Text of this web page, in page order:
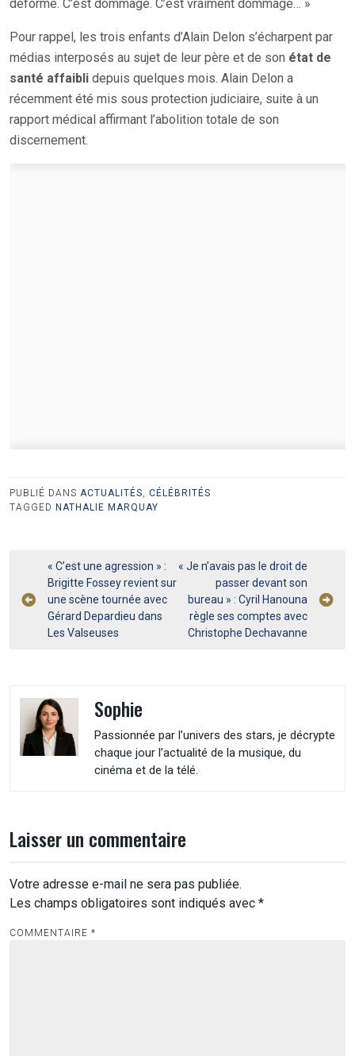
déformé. C’est dommage. C’est vraiment dommage… »
Pour rappel, les trois enfants d’Alain Delon s’écharpent par
médias interposés au sujet de leur père et de son état de
santé affaibli depuis quelques mois. Alain Delon a
récemment été mis sous protection judiciaire, suite à un
rapport médical affirmant l’abolition totale de son
discernement.
PUBLIÉ DANS ACTUALITÉS, CÉLÉBRITÉS
TAGGED NATHALIE MARQUAY
Navigation
de
l’article
« C’est une agression » :
Brigitte Fossey revient sur
une scène tournée avec
Gérard Depardieu dans
Les Valseuses
« Je n’avais pas le droit de
passer devant son
bureau » : Cyril Hanouna
règle ses comptes avec
Christophe Dechavanne
Sophie
Passionnée par l’univers des stars, je décrypte
chaque jour l’actualité de la musique, du
cinéma et de la télé.
Laisser un commentaire
Votre adresse e-mail ne sera pas publiée.
Les champs obligatoires sont indiqués avec *
COMMENTAIRE *